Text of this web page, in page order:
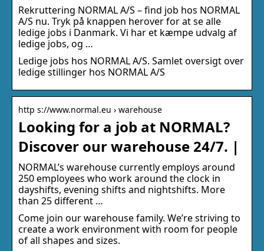
Rekruttering NORMAL A/S – find job hos NORMAL
A/S nu. Tryk på knappen herover for at se alle
ledige jobs i Danmark. Vi har et kæmpe udvalg af
ledige jobs, og …
Ledige jobs hos NORMAL A/S. Samlet oversigt over
ledige stillinger hos NORMAL A/S
http s://www.normal.eu › warehouse
Looking for a job at NORMAL?
Discover our warehouse 24/7. |
NORMAL’s warehouse currently employs around
250 employees who work around the clock in
dayshifts, evening shifts and nightshifts. More
than 25 different …
Come join our warehouse family. We’re striving to
create a work environment with room for people
of all shapes and sizes.